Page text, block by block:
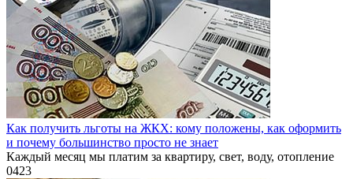
Как получить льготы на ЖКХ: кому положены, как оформить
и почему большинство просто не знает
Каждый месяц мы платим за квартиру, свет, воду, отопление
0423